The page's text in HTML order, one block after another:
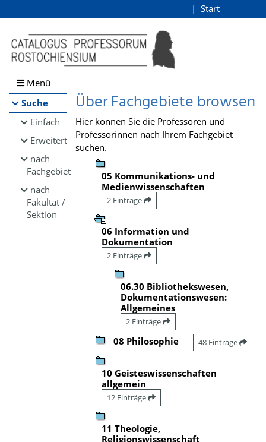
Browsen
direkt zum Inhalt
Start
Menü
Suche
Einfach
Erweitert
nach
Fachgebiet
nach
Fakultät /
Sektion
Über Fachgebiete browsen
Hier können Sie die Professoren und
Professorinnen nach Ihrem Fachgebiet
suchen.
05 Kommunikations- und
Medienwissenschaften
2 Einträge
06 Information und
Dokumentation
2 Einträge
06.30 Bibliothekswesen,
Dokumentationswesen:
Allgemeines
2 Einträge
08 Philosophie 48 Einträge
10 Geisteswissenschaften
allgemein
12 Einträge
11 Theologie,
Religionswissenschaft